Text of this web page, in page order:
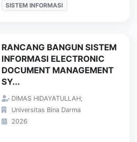
SISTEM INFORMASI
RANCANG BANGUN SISTEM
INFORMASI ELECTRONIC
DOCUMENT MANAGEMENT
SY...
DIMAS HIDAYATULLAH;
Universitas Bina Darma
2026